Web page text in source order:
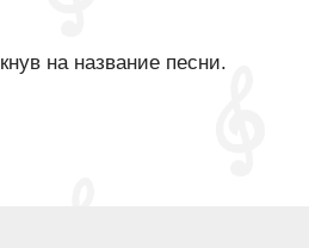
на название песни.